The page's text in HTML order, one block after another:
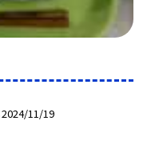
2024/11/19